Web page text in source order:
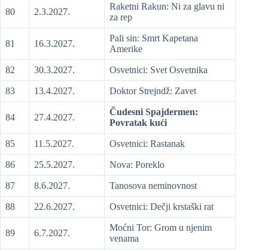
80 2.3.2027.
Raketni Rakun: Ni za glavu ni
za rep
81 16.3.2027.
Pali sin: Smrt Kapetana
Amerike
82 30.3.2027. Osvetnici: Svet Osvetnika
83 13.4.2027. Doktor Strejndž: Zavet
84 27.4.2027.
Čudesni Spajdermen:
Povratak kući
85 11.5.2027. Osvetnici: Rastanak
86 25.5.2027. Nova: Poreklo
87 8.6.2027. Tanosova neminovnost
88 22.6.2027. Osvetnici: Dečji krstaški rat
89 6.7.2027.
Moćni Tor: Grom u njenim
venama